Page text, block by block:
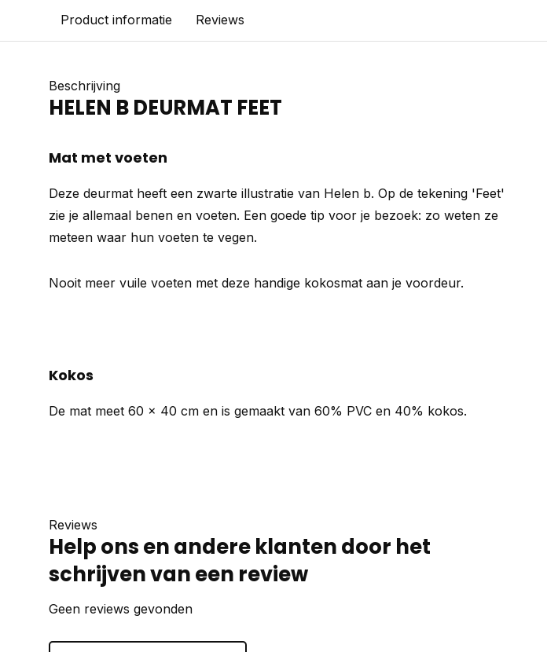
Product informatie Reviews
Beschrijving
HELEN B DEURMAT FEET
Mat met voeten
Deze deurmat heeft een zwarte illustratie van Helen b. Op de tekening 'Feet'
zie je allemaal benen en voeten. Een goede tip voor je bezoek: zo weten ze
meteen waar hun voeten te vegen.
Nooit meer vuile voeten met deze handige kokosmat aan je voordeur.
Kokos
De mat meet 60 x 40 cm en is gemaakt van 60% PVC en 40% kokos.
Reviews
Help ons en andere klanten door het
schrijven van een review
Geen reviews gevonden